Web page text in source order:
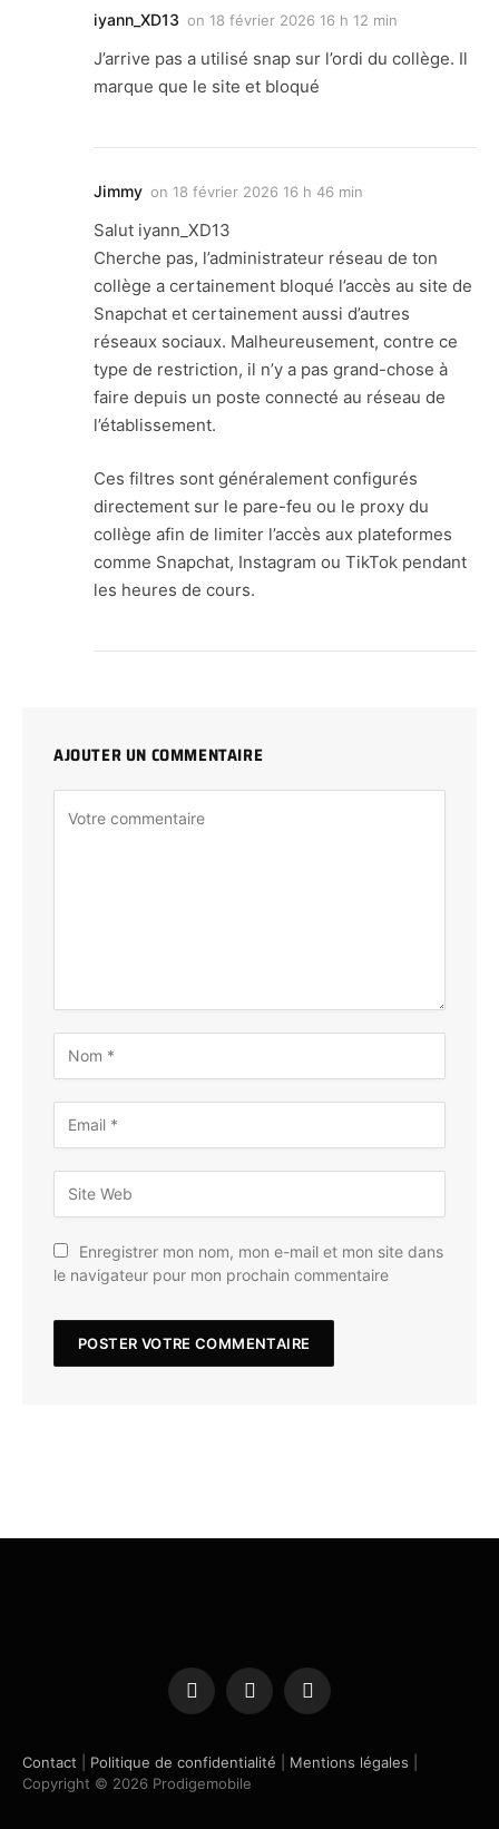
iyann_XD13 on 18 février 2026 16 h 12 min
J’arrive pas a utilisé snap sur l’ordi du collège. Il
marque que le site et bloqué
Jimmy on 18 février 2026 16 h 46 min
Salut iyann_XD13
Cherche pas, l’administrateur réseau de ton
collège a certainement bloqué l’accès au site de
Snapchat et certainement aussi d’autres
réseaux sociaux. Malheureusement, contre ce
type de restriction, il n’y a pas grand-chose à
faire depuis un poste connecté au réseau de
l’établissement.
Ces filtres sont généralement configurés
directement sur le pare-feu ou le proxy du
collège afin de limiter l’accès aux plateformes
comme Snapchat, Instagram ou TikTok pendant
les heures de cours.
AJOUTER UN COMMENTAIRE
Enregistrer mon nom, mon e-mail et mon site dans
le navigateur pour mon prochain commentaire
Facebook
X
(Twitter)
Instagram
Contact Politique de confidentialité Mentions légales
Copyright © 2026 Prodigemobile